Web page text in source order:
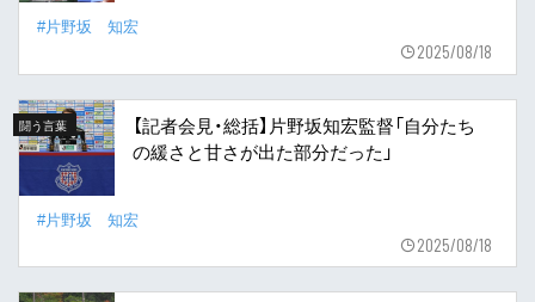
#片野坂 知宏
2025/08/18
闘う言葉
【記者会見・総括】片野坂知宏監督「自分たち
の緩さと甘さが出た部分だった」
#片野坂 知宏
2025/08/18